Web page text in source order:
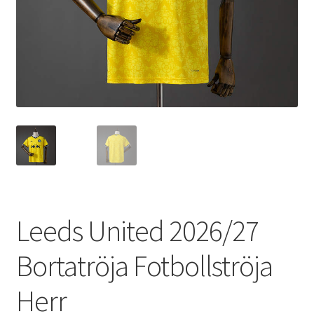
Leeds United 2026/27
Bortatröja Fotbollströja
Herr